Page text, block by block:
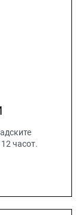
часот.